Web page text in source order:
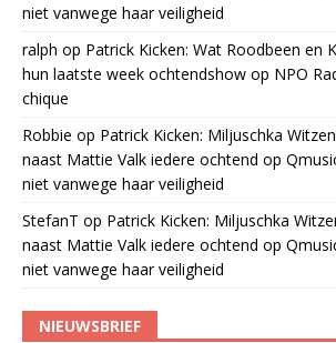
niet vanwege haar veiligheid
ralph op Patrick Kicken: Wat Roodbeen en
hun laatste week ochtendshow op NPO
chique
Robbie op Patrick Kicken: Miljuschka
naast Mattie Valk iedere ochtend op
niet vanwege haar veiligheid
StefanT op Patrick Kicken: Miljuschka
naast Mattie Valk iedere ochtend op
niet vanwege haar veiligheid
NIEUWSBRIEF